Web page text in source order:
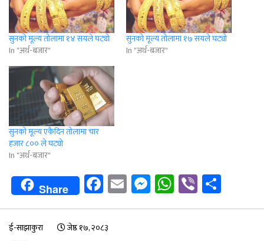
सुनको मूल्य तोलामा १४ सयले घट्यो
In "अर्थ-बजार"
सुनको मूल्य तोलामा १७ सयले घट्यो
In "अर्थ-बजार"
सुनको मूल्य एकैदिन तोलामा चार
हजार ८०० ले घट्यो
In "अर्थ-बजार"
Share Facebook
EmailMessenger
WhatsApp
Viber
ई-साझाकुरा जेष्ठ १७, २०८३